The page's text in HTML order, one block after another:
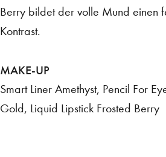
Berry bildet der volle Mund einen
Kontrast.
MAKE-UP
Smart Liner Amethyst, Pencil For
Gold, Liquid Lipstick Frosted Berry